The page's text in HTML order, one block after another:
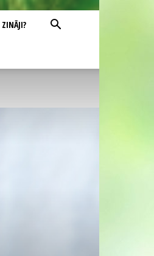
ZINĀJI?